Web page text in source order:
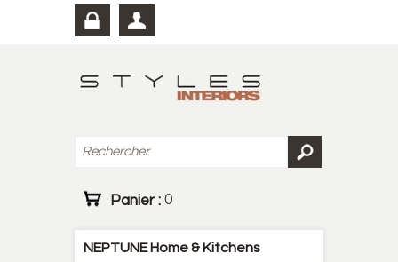
Panier : 0
NEPTUNE Home & Kitchens